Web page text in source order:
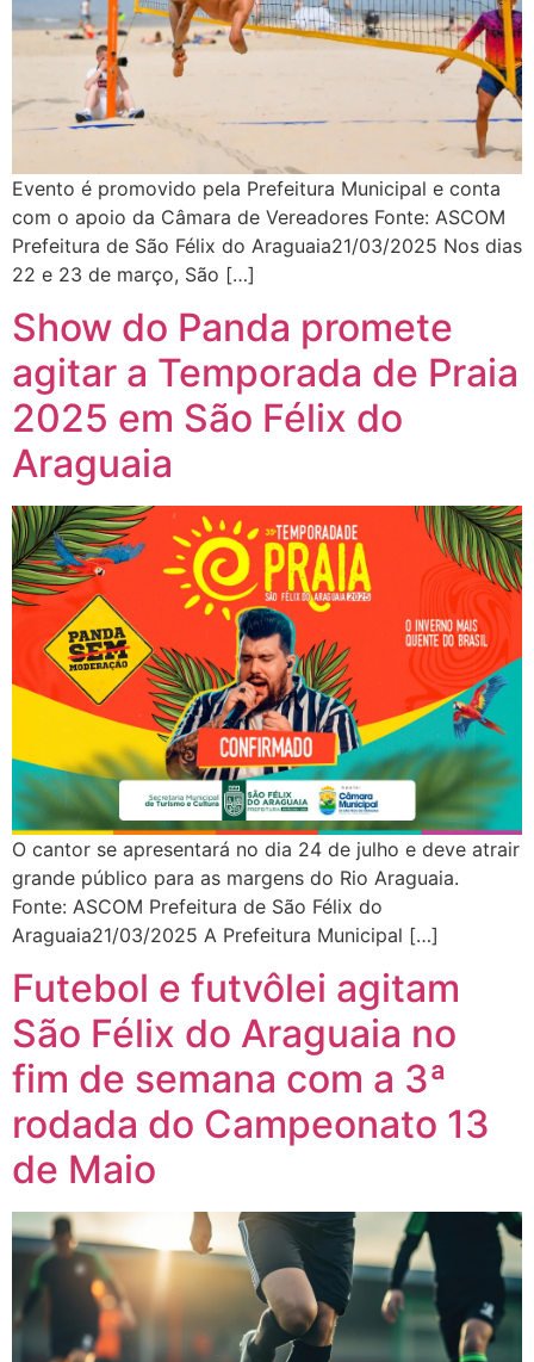
Evento é promovido pela Prefeitura Municipal e conta
com o apoio da Câmara de Vereadores Fonte: ASCOM
Prefeitura de São Félix do Araguaia21/03/2025 Nos dias
22 e 23 de março, São […]
Show do Panda promete
agitar a Temporada de Praia
2025 em São Félix do
Araguaia
O cantor se apresentará no dia 24 de julho e deve atrair
grande público para as margens do Rio Araguaia.
Fonte: ASCOM Prefeitura de São Félix do
Araguaia21/03/2025 A Prefeitura Municipal […]
Futebol e futvôlei agitam
São Félix do Araguaia no
fim de semana com a 3ª
rodada do Campeonato 13
de Maio